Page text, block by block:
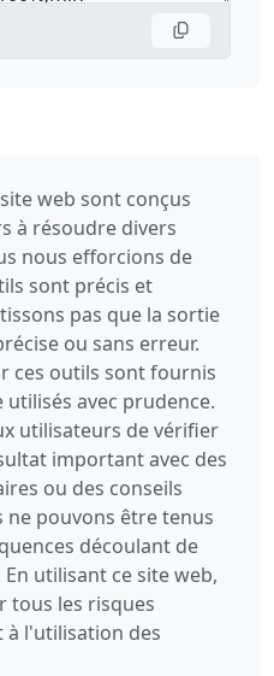
web sont conçus
à résoudre divers
nous efforcions de
sont précis et
pas que la sortie
ou sans erreur.
ces outils sont fournis
avec prudence.
utilisateurs de vérifier
important avec des
ou des conseils
pouvons être tenus
découlant de
utilisant ce site web,
tous les risques
à l'utilisation des